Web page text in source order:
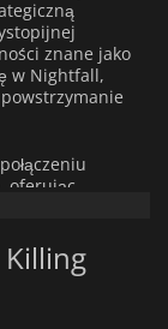
znane jako
w Nightfall,
oferując
postaci i
sztuczną
które
Niezależnie
ciężkimi
Killing